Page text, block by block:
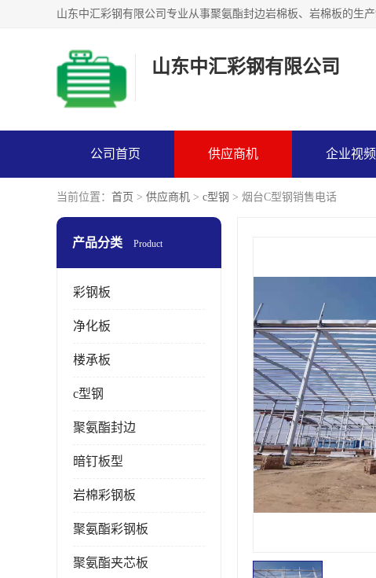
山东中汇彩钢有限公司
公司首页 供应商机 企业视频
当前位置： 首页 > 供应商机 > c型钢 > 烟台C型钢销售电话
产品分类 Product
彩钢板
净化板
楼承板
c型钢
聚氨酯封边
暗钉板型
岩棉彩钢板
聚氨酯彩钢板
聚氨酯夹芯板